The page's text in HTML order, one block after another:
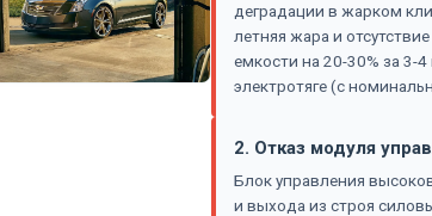
деградации в жарком
летняя жара и
емкости на 20-30% за 3-
электротяге (с
2. Отказ модуля
Блок управления
и выхода из строя